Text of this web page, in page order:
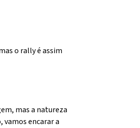
o rally é assim
mas a natureza
vamos encarar a